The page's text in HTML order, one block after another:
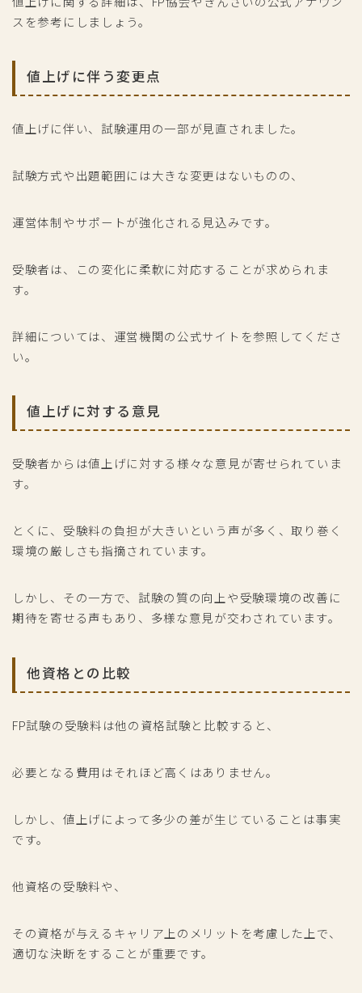
スを参考にしましょう。
値上げに伴う変更点
値上げに伴い、試験運用の一部が見直されました。
試験方式や出題範囲には大きな変更はないものの、
運営体制やサポートが強化される見込みです。
受験者は、この変化に柔軟に対応することが求められま
す。
詳細については、運営機関の公式サイトを参照してくださ
い。
値上げに対する意見
受験者からは値上げに対する様々な意見が寄せられていま
す。
とくに、受験料の負担が大きいという声が多く、取り巻く
環境の厳しさも指摘されています。
しかし、その一方で、試験の質の向上や受験環境の改善に
期待を寄せる声もあり、多様な意見が交わされています。
他資格との比較
FP試験の受験料は他の資格試験と比較すると、
必要となる費用はそれほど高くはありません。
しかし、値上げによって多少の差が生じていることは事実
です。
他資格の受験料や、
その資格が与えるキャリア上のメリットを考慮した上で、
適切な決断をすることが重要です。